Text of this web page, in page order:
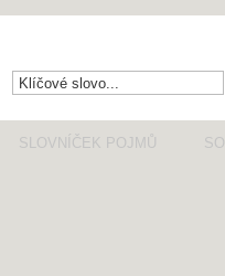
SLOVNÍČEK POJMŮ